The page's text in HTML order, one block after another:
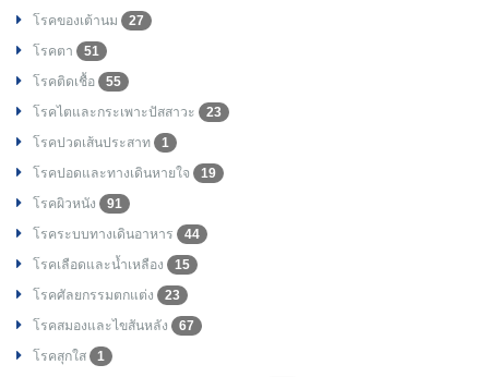
โรคของเต้านม
27
โรคตา
51
โรคติดเชื้อ
55
โรคไตและกระเพาะปัสสาวะ
23
โรคปวดเส้นประสาท
1
โรคปอดและทางเดินหายใจ
19
โรคผิวหนัง
91
โรคระบบทางเดินอาหาร
44
โรคเลือดและน้ำเหลือง
15
โรคศัลยกรรมตกแต่ง
23
โรคสมองและไขสันหลัง
67
โรคสุกใส
1